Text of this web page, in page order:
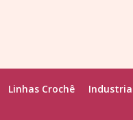
Linhas Crochê